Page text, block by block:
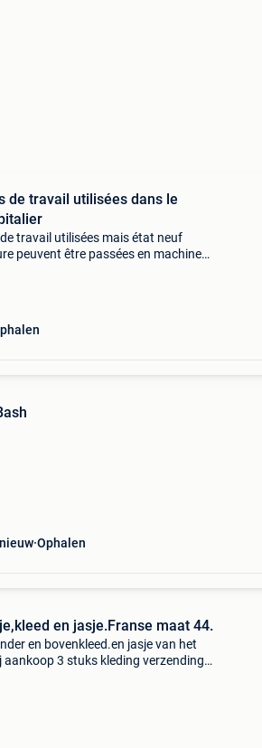
de travail utilisées dans le
travail utilisées mais état neuf
peuvent être passées en machine
Ophalen
en jasje.Franse maat 44.
en bovenkleed.en jasje van het
aankoop 3 stuks kleding verzending